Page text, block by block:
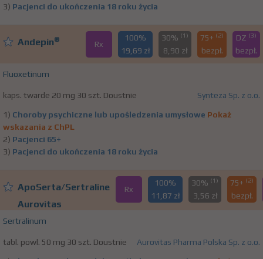
3) Pacjenci do ukończenia 18 roku życia
Andepin® Rx
100%
19,69 zł
30% (1)
8,90 zł
75+ (2)
bezpł.
DZ (3)
bezpł.
Fluoxetinum
kaps. twarde 20 mg 30 szt. Doustnie Synteza Sp. z o.o.
1) Choroby psychiczne lub upośledzenia umysłowe Pokaż
wskazania z ChPL
2) Pacjenci 65+
3) Pacjenci do ukończenia 18 roku życia
ApoSerta/Sertraline
Aurovitas
Rx
100%
11,87 zł
30% (1)
3,56 zł
75+ (2)
bezpł.
Sertralinum
tabl. powl. 50 mg 30 szt. Doustnie Aurovitas Pharma Polska Sp. z o.o.